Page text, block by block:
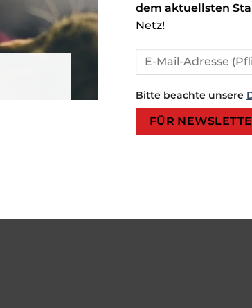
dem aktuellsten
Netz!
Bitte beachte unsere
Bitte lasse dieses Feld
Bitte lasse dieses Feld